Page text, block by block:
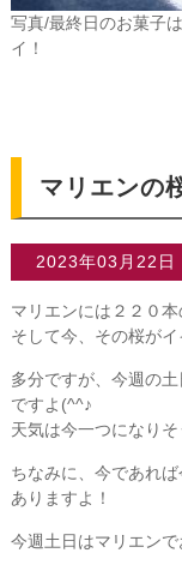
写真/最終日のお菓子
イ！
マリエンの
2023年03月22日
マリエンには２２０
そして今、その桜が
多分ですが、今週の
ですよ(^^♪
天気は今一つになり
ちなみに、今であれ
ありますよ！
今週土日はマリエン